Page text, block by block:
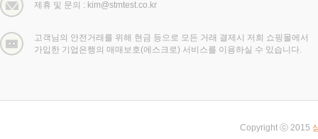
제휴 및 문의 : kim@stmtest.co.kr
고객님의 안전거래를 위해 현금 등으로 모든 거래 결제시 저희 쇼핑몰에서
가입한 기업은행의 매매보호(에스크로) 서비스를 이용하실 수 있습니다.
Copyright ⓒ 2015